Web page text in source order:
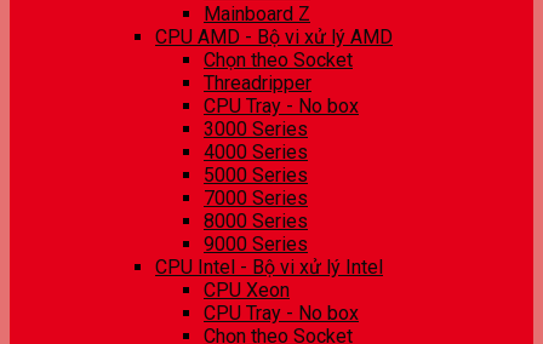
Mainboard Z
CPU AMD - Bộ vi xử lý AMD
Chọn theo Socket
Threadripper
CPU Tray - No box
3000 Series
4000 Series
5000 Series
7000 Series
8000 Series
9000 Series
CPU Intel - Bộ vi xử lý Intel
CPU Xeon
CPU Tray - No box
Chọn theo Socket